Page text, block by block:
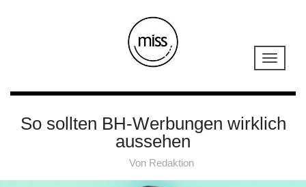
So sollten BH-Werbungen wirklich
aussehen
Von Redaktion